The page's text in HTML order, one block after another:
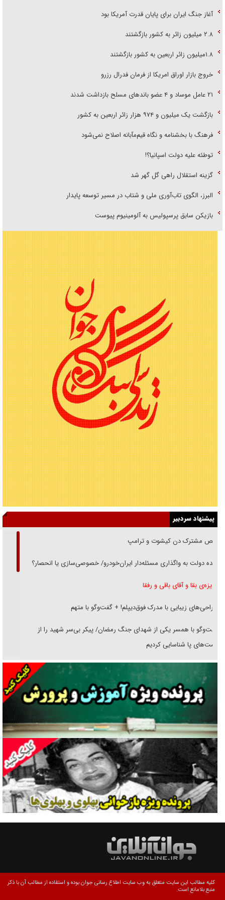
آغاز جنگ ایران برای پایان قدرت آمریکا بود
۲.۸ میلیون زائر به کشور بازگشتند
۱.۸میلیون زائر اربعین به کشور بازگشتند
خروج بازار اوراق امریکا از فرمان فدرال رزرو
۲۱ عامل موساد و ۴ عضو باند‌های مسلح بازداشت شدند
بازگشت یک میلیون و ۹۷۴ هزار زائر اربعین به کشور
فرهنگ با بخشنامه و نگاه قیم‌مآبانه اصلاح نمی‌شود
توطئه علیه دولت اسپانیا؟!
گزینه استقلال راهی گل گهر شد
البرز، الگوی تاب‌آوری ملی و شتاب در مسیر توسعه پایدار
بازیکن سابق پرسپولیس به آلومینیوم پیوست
پیشنهاد سردبیر
رقص مشترک دن کیشوت و ترامپ
دنده دولت به واگذاری مسئله‌دار ایران‌خودرو/ خصوصی‌سازی یا انحصار؟
غریزه‌ی بقا و آقای باقی و رفقا
جراحی‌های زیبایی با مدرک فوق‌دیپلم! + گفت‌وگو با متهم
گفت‌وگو با همسر یکی از شهدای جنگ رمضان/ پیکر بی‌سر شهید را از
انگشت‌های پا شناسایی کردیم
نسلی که آنلاین الگو می‌گیرد
گفت‌وگو با آیت‌الله جاودان/ جفای مخالفان مکانت معنوی رهبر شهید را
ارتقا می‌داد
راننده مست به قانون می‌خندد
همه آقای دوربینی شده‌ایم!
قصه ناتمام سرویس مدارس
آیا مقاومت فلسطین خلع‌سلاح می‌شود؟
الگوی وحدت‌آفرین در ادراک سیاست خارجی
گفتگوی دکتر اخوان مدیرمسئول روزنامه جوان با برنامه تلویزیونی «نبرد
امام حسین (ع) کشته سیرت‌های عصر جاهلی شد
فریاد‌ها و ناله‌های دوستان مبارزدلم را آتش می‌زد
کلیه مطالب این سایت متعلق به وب سایت اطلاع رسانی جوان بوده و استفاده از مطالب آن با ذکر
منبع بلامانع است.